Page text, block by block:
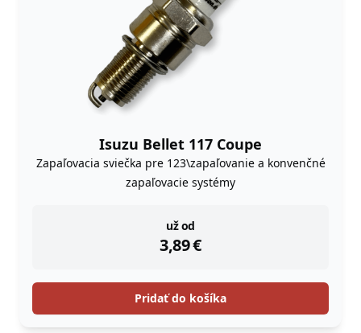
Isuzu Bellet 117 Coupe
Zapaľovacia sviečka pre 123\zapaľovanie a konvenčné
zapaľovacie systémy
už od
3,89€
instock
Pridať do košíka